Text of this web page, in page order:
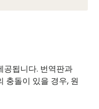
공됩니다. 번역판과
충돌이 있을 경우, 원